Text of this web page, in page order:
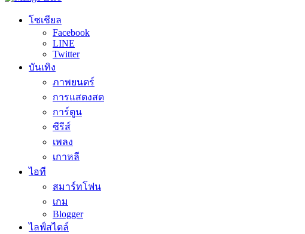
โซเชียล
Facebook
LINE
Twitter
บันเทิง
ภาพยนตร์
การแสดงสด
การ์ตูน
ซีรีส์
เพลง
เกาหลี
ไอที
สมาร์ทโฟน
เกม
Blogger
ไลฟ์สไตล์